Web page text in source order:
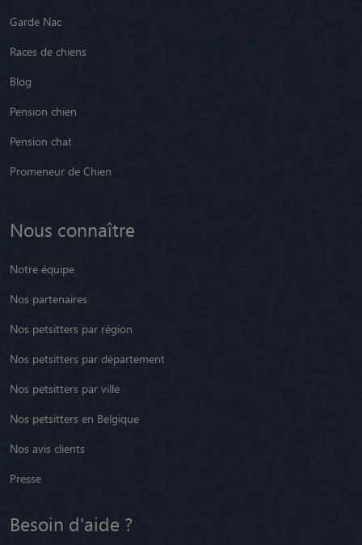
Garde Nac
Races de chiens
Blog
Pension chien
Pension chat
Promeneur de Chien
Nous connaître
Notre équipe
Nos partenaires
Nos petsitters par région
Nos petsitters par département
Nos petsitters par ville
Nos petsitters en Belgique
Nos avis clients
Presse
Besoin d'aide ?